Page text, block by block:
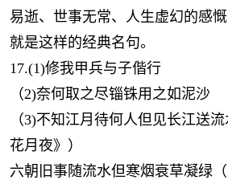
易逝、世事无常、人生虚
就是这样的经典名句。
17.(1)修我甲兵与子偕行
（2)奈何取之尽锱铢用之如泥沙
（3)不知江月待何人但见长江送
花月夜》）
六朝旧事随流水但寒烟衰草凝绿